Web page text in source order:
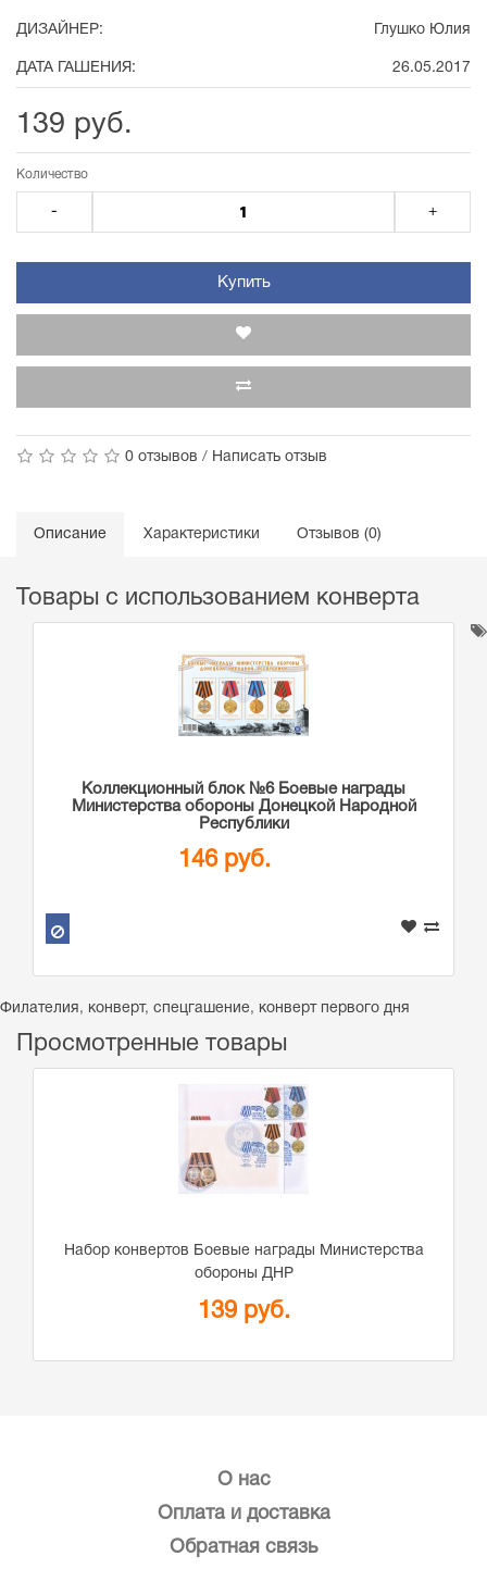
ДИЗАЙНЕР: Глушко Юлия
ДАТА ГАШЕНИЯ: 26.05.2017
139 руб.
Количество
- +
Купить
0 отзывов / Написать отзыв
Описание Характеристики Отзывов (0)
Товары с использованием конверта
Коллекционный блок №6 Боевые награды
Министерства обороны Донецкой Народной
Республики
146 руб.
Филателия, конверт, спецгашение, конверт первого дня
Просмотренные товары
Набор конвертов Боевые награды Министерства
обороны ДНР
139 руб.
О нас
Оплата и доставка
Обратная связь